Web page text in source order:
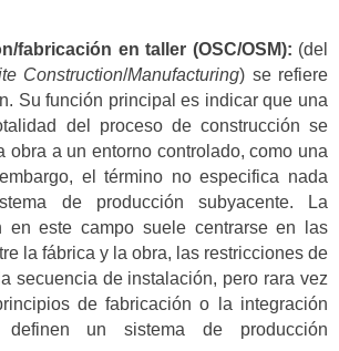
fabricación en taller (OSC/OSM): (del
Construction/Manufacturing) se refiere
Su función principal es indicar que una
del proceso de construcción se
obra a un entorno controlado, como una
el término no especifica nada
de producción subyacente. La
en este campo suele centrarse en las
la fábrica y la obra, las restricciones de
secuencia de instalación, pero rara vez
de fabricación o la integración
un sistema de producción